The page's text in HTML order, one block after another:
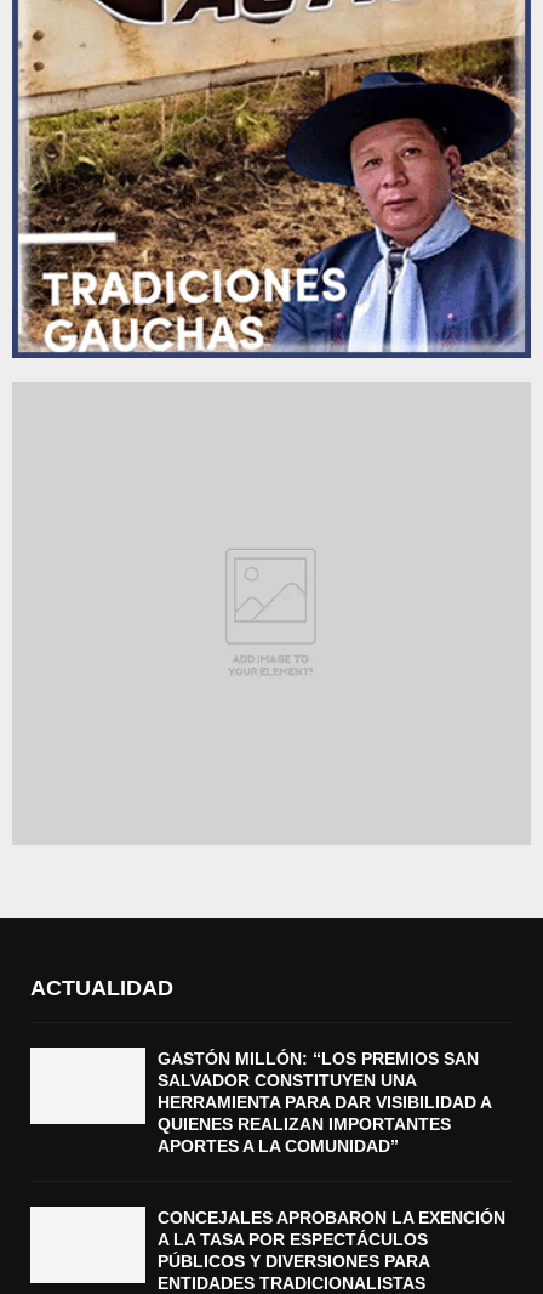
ACTUALIDAD
GASTÓN MILLÓN: “LOS PREMIOS SAN
SALVADOR CONSTITUYEN UNA
HERRAMIENTA PARA DAR VISIBILIDAD A
QUIENES REALIZAN IMPORTANTES
APORTES A LA COMUNIDAD”
CONCEJALES APROBARON LA EXENCIÓN
A LA TASA POR ESPECTÁCULOS
PÚBLICOS Y DIVERSIONES PARA
ENTIDADES TRADICIONALISTAS